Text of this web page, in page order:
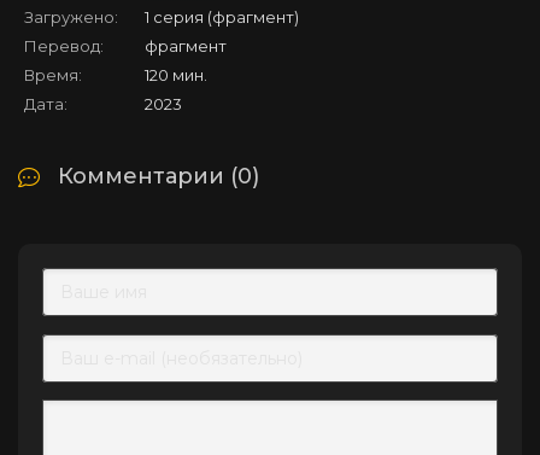
Загружено:
1 серия (фрагмент)
Перевод:
фрагмент
Время:
120 мин.
Дата:
2023
Комментарии (0)